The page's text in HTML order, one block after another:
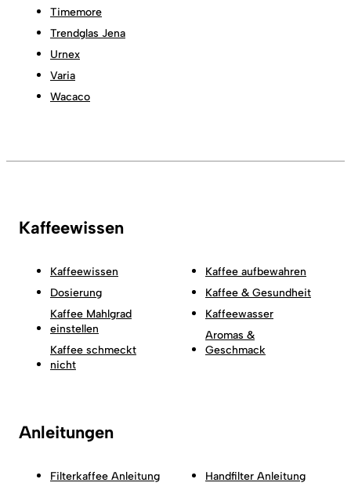
Timemore
Trendglas Jena
Urnex
Varia
Wacaco
Kaffeewissen
Kaffeewissen
Dosierung
Kaffee Mahlgrad
einstellen
Kaffee schmeckt
nicht
Kaffee aufbewahren
Kaffee & Gesundheit
Kaffeewasser
Aromas &
Geschmack
Anleitungen
Filterkaffee Anleitung
Handfilter Anleitung